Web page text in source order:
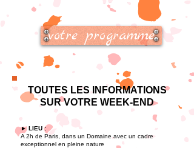
votre programme
TOUTES LES INFORMATIONS
SUR VOTRE WEEK-END
► LIEU :
A 2h de Paris, dans un Domaine avec un cadre
exceptionnel en pleine nature